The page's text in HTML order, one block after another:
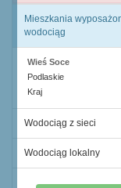
Mieszkania
wodociąg
Wieś Soce
Podlaskie
Kraj
Wodociąg z sieci
Wodociąg lokalny